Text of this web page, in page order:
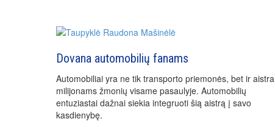
Dovana automobilių fanams
Automobiliai yra ne tik transporto priemonės, bet ir aistra
milijonams žmonių visame pasaulyje. Automobilių
entuziastai dažnai siekia integruoti šią aistrą į savo
kasdienybę.